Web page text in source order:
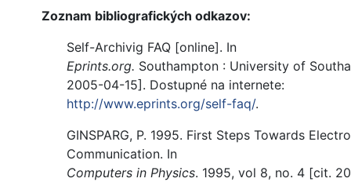
Zoznam bibliografických odkazov:
Self-Archivig FAQ [online]. In
Eprints.org. Southampton : University of
2005-04-15]. Dostupné na internete:
http://www.eprints.org/self-faq/.
GINSPARG, P. 1995. First Steps Towards
Communication. In
Computers in Physics. 1995, vol 8, no. 4 [cit.